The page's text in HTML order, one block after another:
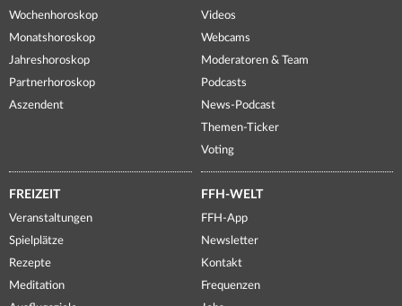
Wochenhoroskop
Monatshoroskop
Jahreshoroskop
Partnerhoroskop
Aszendent
Videos
Webcams
Moderatoren & Team
Podcasts
News-Podcast
Themen-Ticker
Voting
FREIZEIT
Veranstaltungen
Spielplätze
Rezepte
Meditation
FFH-WELT
FFH-App
Newsletter
Kontakt
Frequenzen